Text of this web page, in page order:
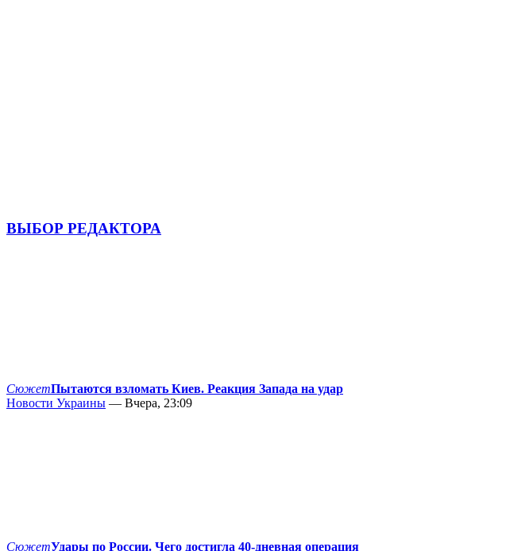
ВЫБОР РЕДАКТОРА
СюжетПытаются взломать Киев. Реакция Запада на удар
Новости Украины — Вчера, 23:09
СюжетУдары по России. Чего достигла 40-дневная операция